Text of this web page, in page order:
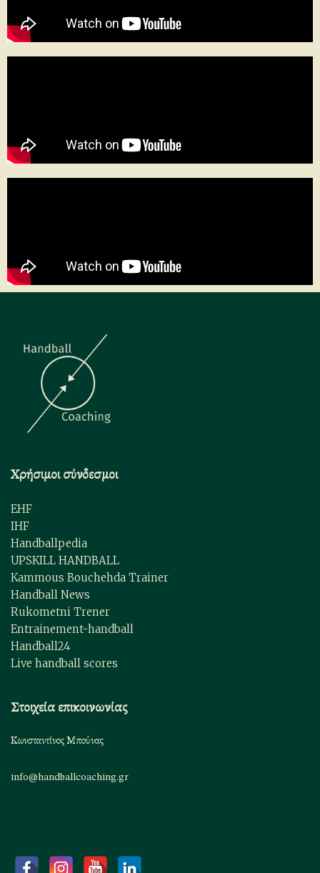
Χρήσιμοι σύνδεσμοι
EHF
IHF
Handballpedia
UPSKILL HANDBALL
Kammous Bouchehda Trainer
Handball News
Rukometni Trener
Entrainement-handball
Handball24
Live handball scores
Στοιχεία επικοινωνίας
Κωνσταντίνος Μπούνας
info@handballcoaching.gr